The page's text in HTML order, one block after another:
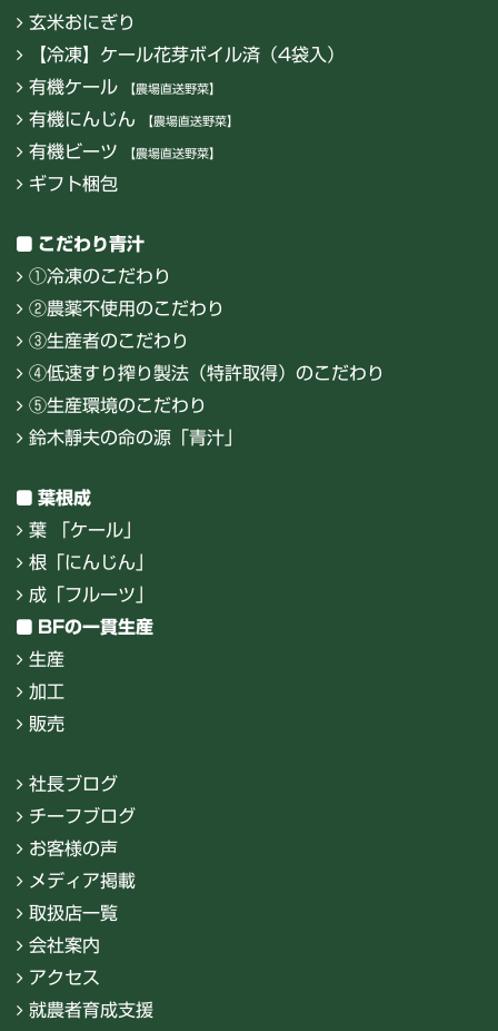
玄米おにぎり
【冷凍】ケール花芽ボイル済（4袋入）
有機ケール
【農場直送野菜】
有機にんじん 【農場直送野菜】
有機ビーツ 【農場直送野菜】
ギフト梱包
こだわり青汁
①冷凍のこだわり
②農薬不使用のこだわり
③生産者のこだわり
④低速すり搾り製法（特許取得）のこだわり
⑤生産環境のこだわり
鈴木靜夫の命の源「青汁」
葉根成
葉 「ケール」
根「にんじん」
成「フルーツ」
BFの一貫生産
生産
加工
販売
社長ブログ
チーフブログ
お客様の声
メディア掲載
取扱店一覧
会社案内
アクセス
就農者育成支援